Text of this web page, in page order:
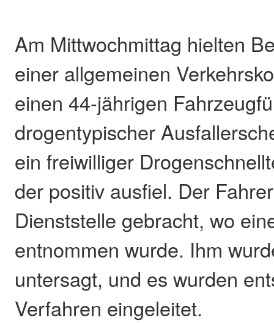
Am Mittwochmittag hielten
einer allgemeinen
einen 44-jährigen
drogentypischer
ein freiwilliger
der positiv ausfiel. Der
Dienststelle gebracht, wo
entnommen wurde. Ihm
untersagt, und es wurden
Verfahren eingeleitet.